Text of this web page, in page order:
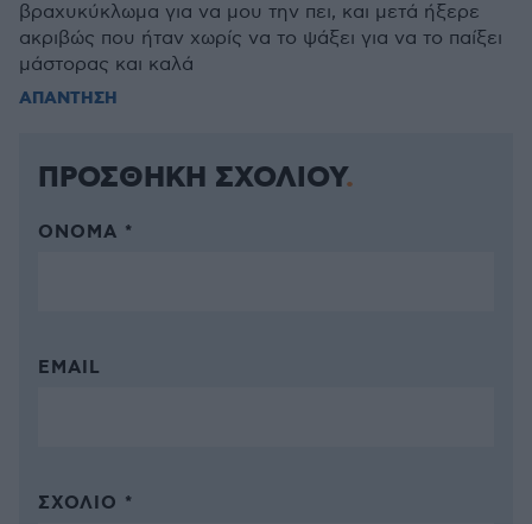
βραχυκύκλωμα για να μου την πει, και μετά ήξερε
ακριβώς που ήταν χωρίς να το ψάξει για να το παίξει
μάστορας και καλά
ΑΠΑΝΤΗΣΗ
ΠΡΟΣΘΗΚΗ ΣΧΟΛΙΟΥ
ΌΝΟΜΑ *
EMAIL
ΣΧΌΛΙΟ *